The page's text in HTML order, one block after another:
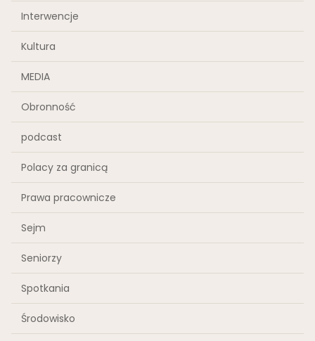
Interwencje
Kultura
MEDIA
Obronność
podcast
Polacy za granicą
Prawa pracownicze
Sejm
Seniorzy
Spotkania
Środowisko